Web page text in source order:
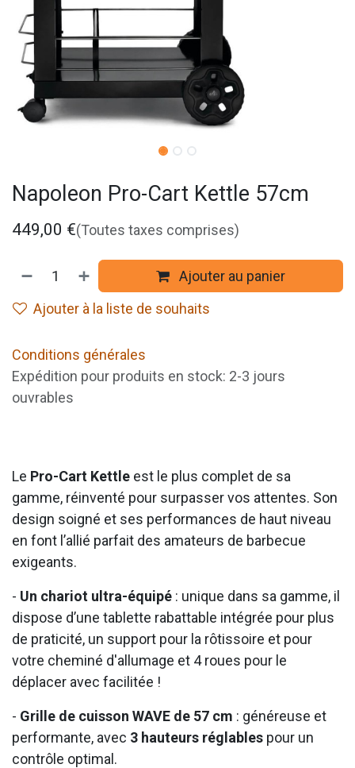
Napoleon Pro-Cart Kettle 57cm
449,00 €(Toutes taxes comprises)
Ajouter au panier
Ajouter à la liste de souhaits
Conditions générales
Expédition pour produits en stock: 2-3 jours
ouvrables
Le Pro-Cart Kettle est le plus complet de sa
gamme, réinventé pour surpasser vos attentes. Son
design soigné et ses performances de haut niveau
en font l’allié parfait des amateurs de barbecue
exigeants.
- Un chariot ultra-équipé : unique dans sa gamme, il
dispose d’une tablette rabattable intégrée pour plus
de praticité, un support pour la rôtissoire et pour
votre cheminé d'allumage et 4 roues pour le
déplacer avec facilitée !
- Grille de cuisson WAVE de 57 cm : généreuse et
performante, avec 3 hauteurs réglables pour un
contrôle optimal.